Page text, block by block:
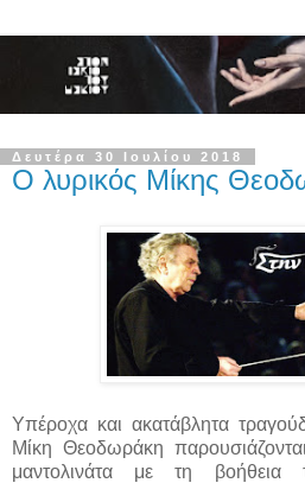
Δευτέρα 30 Ιουλίου 2018
Ο λυρικός Μίκης
Υπέροχα και ακατάβλητα
Μίκη Θεοδωράκη
μαντολινάτα με τη βοήθεια